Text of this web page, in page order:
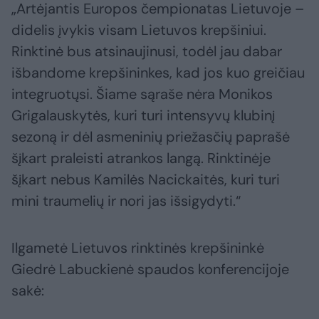
„Artėjantis Europos čempionatas Lietuvoje –
didelis įvykis visam Lietuvos krepšiniui.
Rinktinė bus atsinaujinusi, todėl jau dabar
išbandome krepšininkes, kad jos kuo greičiau
integruotųsi. Šiame sąraše nėra Monikos
Grigalauskytės, kuri turi intensyvų klubinį
sezoną ir dėl asmeninių priežasčių paprašė
šįkart praleisti atrankos langą. Rinktinėje
šįkart nebus Kamilės Nacickaitės, kuri turi
mini traumelių ir nori jas išsigydyti.“
Ilgametė Lietuvos rinktinės krepšininkė
Giedrė Labuckienė spaudos konferencijoje
sakė: